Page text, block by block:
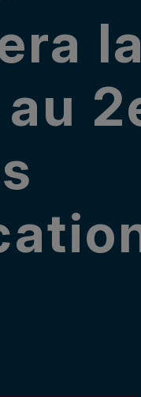
la